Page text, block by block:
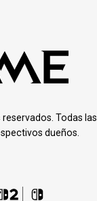
Todas las
dueños.